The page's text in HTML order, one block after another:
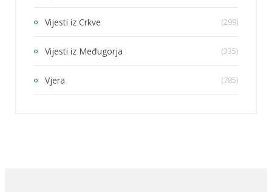
Vijesti iz Crkve (299)
Vijesti iz Međugorja (335)
Vjera (785)